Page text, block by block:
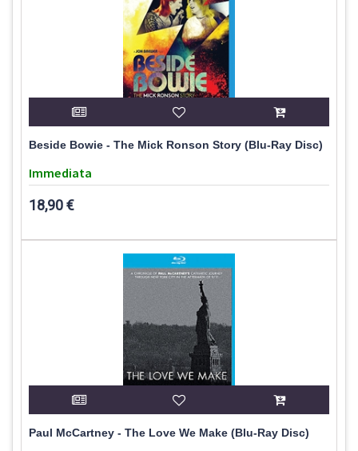
Beside Bowie - The Mick Ronson Story (Blu-Ray Disc)
Immediata
18,90 €
Paul McCartney - The Love We Make (Blu-Ray Disc)